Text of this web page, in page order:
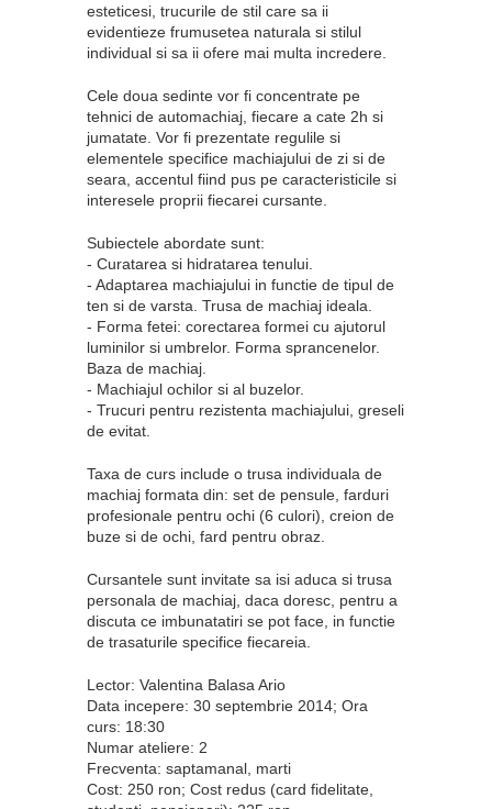
esteticesi, trucurile de stil care sa ii
evidentieze frumusetea naturala si stilul
individual si sa ii ofere mai multa incredere.
Cele doua sedinte vor fi concentrate pe
tehnici de automachiaj, fiecare a cate 2h si
jumatate. Vor fi prezentate regulile si
elementele specifice machiajului de zi si de
seara, accentul fiind pus pe caracteristicile si
interesele proprii fiecarei cursante.
Subiectele abordate sunt:
- Curatarea si hidratarea tenului.
- Adaptarea machiajului in functie de tipul de
ten si de varsta. Trusa de machiaj ideala.
- Forma fetei: corectarea formei cu ajutorul
luminilor si umbrelor. Forma sprancenelor.
Baza de machiaj.
- Machiajul ochilor si al buzelor.
- Trucuri pentru rezistenta machiajului, greseli
de evitat.
Taxa de curs include o trusa individuala de
machiaj formata din: set de pensule, farduri
profesionale pentru ochi (6 culori), creion de
buze si de ochi, fard pentru obraz.
Cursantele sunt invitate sa isi aduca si trusa
personala de machiaj, daca doresc, pentru a
discuta ce imbunatatiri se pot face, in functie
de trasaturile specifice fiecareia.
Lector: Valentina Balasa Ario
Data incepere: 30 septembrie 2014; Ora
curs: 18:30
Numar ateliere: 2
Frecventa: saptamanal, marti
Cost: 250 ron; Cost redus (card fidelitate,